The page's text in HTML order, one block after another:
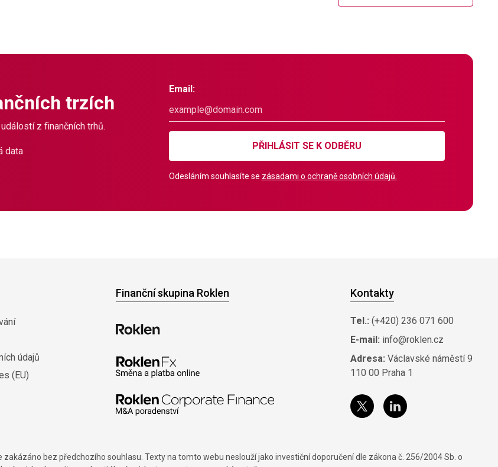
trzích
z finančních trhů.
data
Email:
PŘIHLÁSIT SE K ODBĚRU
Odesláním souhlasíte se zásadami o ochraně osobních údajů.
údajů
(EU)
Finanční skupina Roklen Kontakty
Tel.: (+420) 236 071 600
E-mail: info@roklen.cz
Adresa: Václavské náměstí 9
110 00 Praha 1
bez předchozího souhlasu. Texty na tomto webu neslouží jako investiční doporučení dle zákona č. 256/2004 Sb. o